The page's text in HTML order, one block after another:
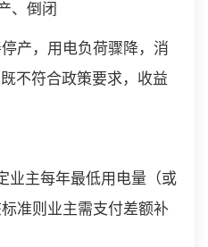
、倒闭
产，用电负荷骤降，消
不符合政策要求，收益
业主每年最低用电量（或
准则业主需支付差额补